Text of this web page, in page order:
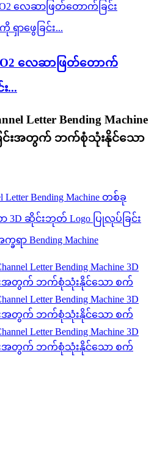
လေဆာဖြတ်တောက်
...
Letter Bending Machine
ခြင်းအတွက် ဘက်စုံသုံးနိုင်သော